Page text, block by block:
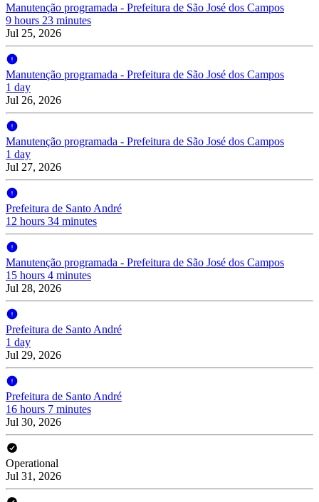
Manutenção programada - Prefeitura de São José dos Campos
9 hours 23 minutes
Jul 25, 2026
Manutenção programada - Prefeitura de São José dos Campos
1 day
Jul 26, 2026
Manutenção programada - Prefeitura de São José dos Campos
1 day
Jul 27, 2026
Prefeitura de Santo André
12 hours 34 minutes
Manutenção programada - Prefeitura de São José dos Campos
15 hours 4 minutes
Jul 28, 2026
Prefeitura de Santo André
1 day
Jul 29, 2026
Prefeitura de Santo André
16 hours 7 minutes
Jul 30, 2026
Operational
Jul 31, 2026